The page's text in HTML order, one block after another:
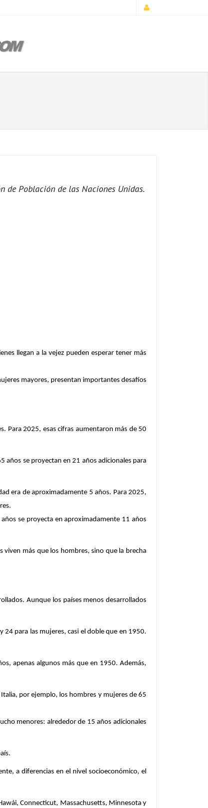
de Población de las Naciones Unidas.
llegan a la vejez pueden esperar tener más
mayores, presentan importantes desafíos
Para 2025, esas cifras aumentaron más de 50
años se proyectan en 21 años adicionales para
era de aproximadamente 5 años. Para 2025,
se proyecta en aproximadamente 11 años
viven más que los hombres, sino que la brecha
Aunque los países menos desarrollados
24 para las mujeres, casi el doble que en 1950.
apenas algunos más que en 1950. Además,
por ejemplo, los hombres y mujeres de 65
menores: alrededor de 15 años adicionales
a diferencias en el nivel socioeconómico, el
Connecticut, Massachusetts, Minnesota y